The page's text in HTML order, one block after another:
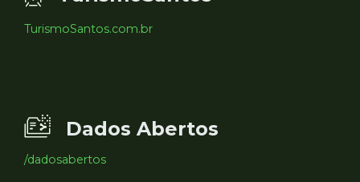
TurismoSantos.com.br
Dados Abertos
/dadosabertos